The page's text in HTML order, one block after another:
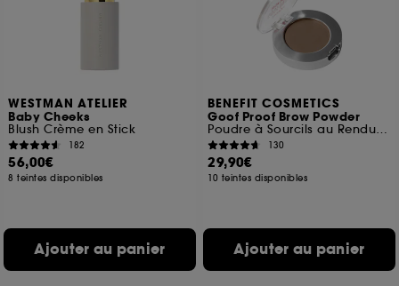
WESTMAN ATELIER
Baby Cheeks
Blush Crème en Stick
182
56,00€
8 teintes disponibles
Ajouter au panier
BENEFIT COSMETICS
Goof Proof Brow Powder
Poudre à Sourcils au Rendu Naturel et Teinté
130
29,90€
10 teintes disponibles
Ajouter au panier